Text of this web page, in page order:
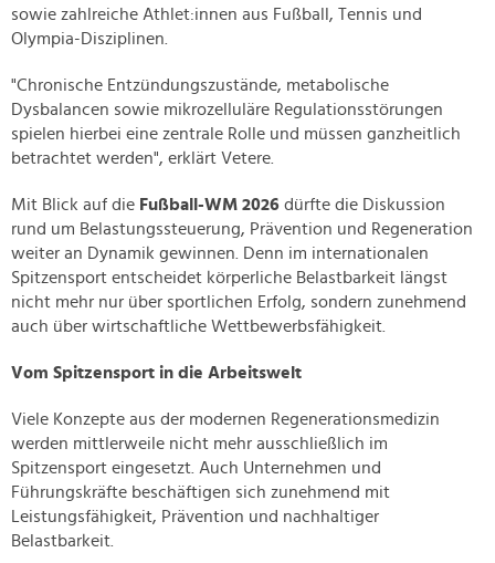
sowie zahlreiche Athlet:innen aus Fußball, Tennis und
Olympia-Disziplinen.
"Chronische Entzündungszustände, metabolische
Dysbalancen sowie mikrozelluläre Regulationsstörungen
spielen hierbei eine zentrale Rolle und müssen ganzheitlich
betrachtet werden", erklärt Vetere.
Mit Blick auf die Fußball-WM 2026 dürfte die Diskussion
rund um Belastungssteuerung, Prävention und Regeneration
weiter an Dynamik gewinnen. Denn im internationalen
Spitzensport entscheidet körperliche Belastbarkeit längst
nicht mehr nur über sportlichen Erfolg, sondern zunehmend
auch über wirtschaftliche Wettbewerbsfähigkeit.
Vom Spitzensport in die Arbeitswelt
Viele Konzepte aus der modernen Regenerationsmedizin
werden mittlerweile nicht mehr ausschließlich im
Spitzensport eingesetzt. Auch Unternehmen und
Führungskräfte beschäftigen sich zunehmend mit
Leistungsfähigkeit, Prävention und nachhaltiger
Belastbarkeit.